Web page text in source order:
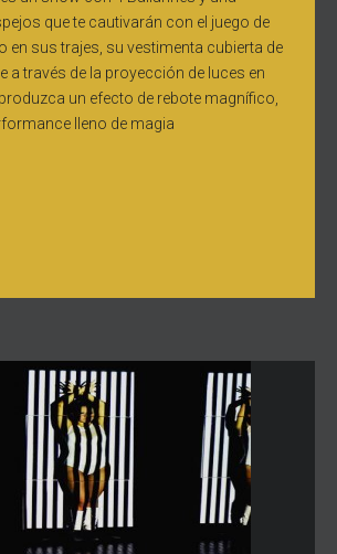
que te cautivarán con el juego de
en sus trajes, su vestimenta cubierta de
a través de la proyección de luces en
un efecto de rebote magnífico,
lleno de magia